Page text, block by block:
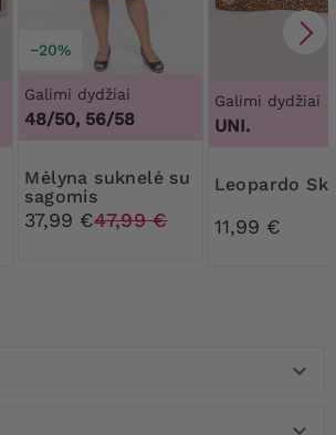
−20%
Galimi dydžiai
48/50, 56/58
Mėlyna suknelė su
sagomis
37,99 €47,99 €
Galimi dydžiai
UNI.
Leopardo
11,99 €
